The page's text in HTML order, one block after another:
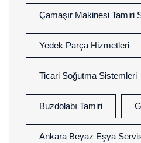
Çamaşır Makinesi Tamiri
Yedek Parça Hizmetleri
Ticari Soğutma Sistemleri
Buzdolabı Tamiri
Ankara Beyaz Eşya